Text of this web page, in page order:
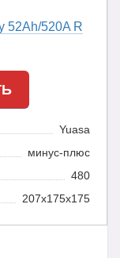
52Ah/520A R
Yuasa
минус-плюс
480
207x175x175